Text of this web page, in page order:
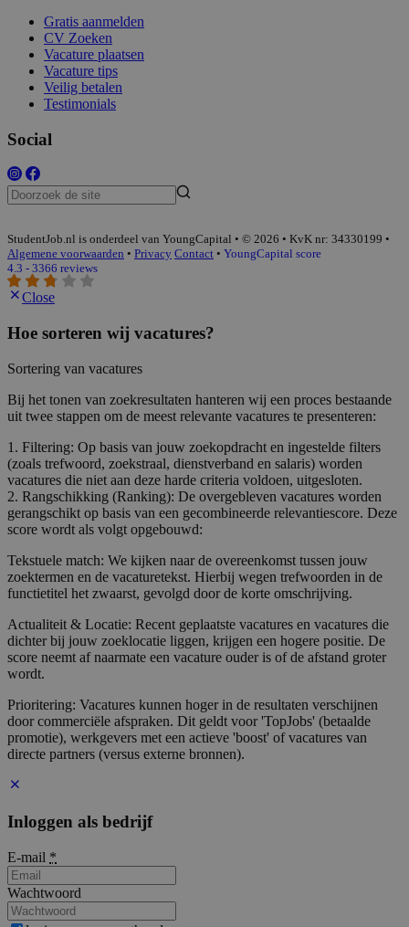
Gratis aanmelden
CV Zoeken
Vacature plaatsen
Vacature tips
Veilig betalen
Testimonials
Social
StudentJob.nl is onderdeel van YoungCapital • © 2026 • KvK nr: 34330199 •
Algemene voorwaarden • Privacy Contact • YoungCapital score
4.3 - 3366 reviews
Close
Hoe sorteren wij vacatures?
Sortering van vacatures
Bij het tonen van zoekresultaten hanteren wij een proces bestaande
uit twee stappen om de meest relevante vacatures te presenteren:
1. Filtering: Op basis van jouw zoekopdracht en ingestelde filters
(zoals trefwoord, zoekstraal, dienstverband en salaris) worden
vacatures die niet aan deze harde criteria voldoen, uitgesloten.
2. Rangschikking (Ranking): De overgebleven vacatures worden
gerangschikt op basis van een gecombineerde relevantiescore. Deze
score wordt als volgt opgebouwd:
Tekstuele match: We kijken naar de overeenkomst tussen jouw
zoektermen en de vacaturetekst. Hierbij wegen trefwoorden in de
functietitel het zwaarst, gevolgd door de korte omschrijving.
Actualiteit & Locatie: Recent geplaatste vacatures en vacatures die
dichter bij jouw zoeklocatie liggen, krijgen een hogere positie. De
score neemt af naarmate een vacature ouder is of de afstand groter
wordt.
Prioritering: Vacatures kunnen hoger in de resultaten verschijnen
door commerciële afspraken. Dit geldt voor 'TopJobs' (betaalde
promotie), werkgevers met een actieve 'boost' of vacatures van
directe partners (versus externe bronnen).
Inloggen als bedrijf
E-mail *
Wachtwoord